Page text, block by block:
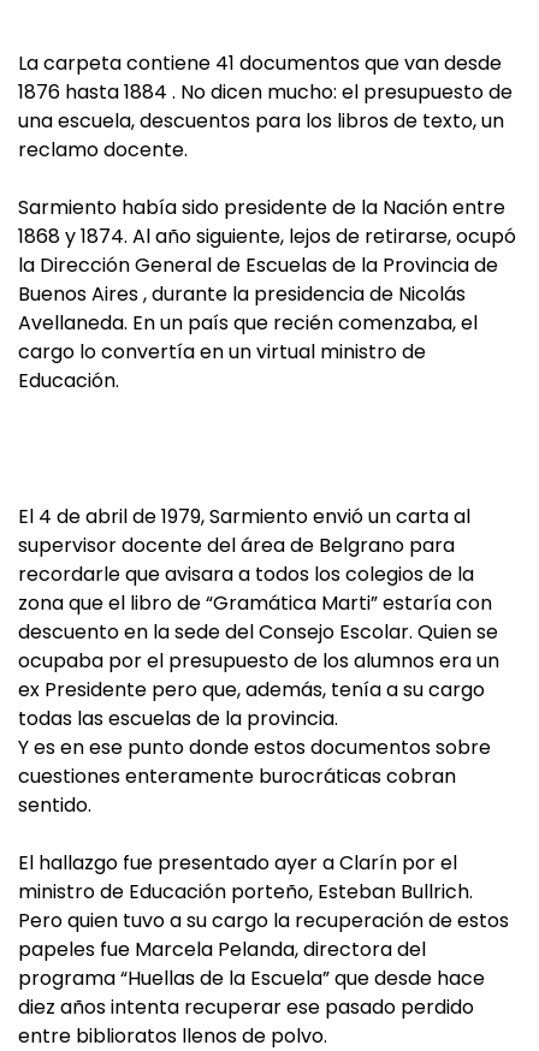
La carpeta contiene 41 documentos que van desde
1876 hasta 1884 . No dicen mucho: el presupuesto de
una escuela, descuentos para los libros de texto, un
reclamo docente.
Sarmiento había sido presidente de la Nación entre
1868 y 1874. Al año siguiente, lejos de retirarse, ocupó
la Dirección General de Escuelas de la Provincia de
Buenos Aires , durante la presidencia de Nicolás
Avellaneda. En un país que recién comenzaba, el
cargo lo convertía en un virtual ministro de
Educación.
El 4 de abril de 1979, Sarmiento envió un carta al
supervisor docente del área de Belgrano para
recordarle que avisara a todos los colegios de la
zona que el libro de “Gramática Marti” estaría con
descuento en la sede del Consejo Escolar. Quien se
ocupaba por el presupuesto de los alumnos era un
ex Presidente pero que, además, tenía a su cargo
todas las escuelas de la provincia.
Y es en ese punto donde estos documentos sobre
cuestiones enteramente burocráticas cobran
sentido.
El hallazgo fue presentado ayer a Clarín por el
ministro de Educación porteño, Esteban Bullrich.
Pero quien tuvo a su cargo la recuperación de estos
papeles fue Marcela Pelanda, directora del
programa “Huellas de la Escuela” que desde hace
diez años intenta recuperar ese pasado perdido
entre biblioratos llenos de polvo.